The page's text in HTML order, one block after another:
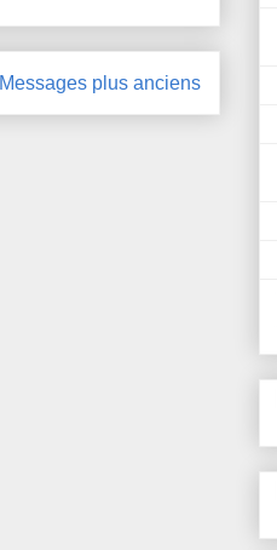
Messages plus anciens